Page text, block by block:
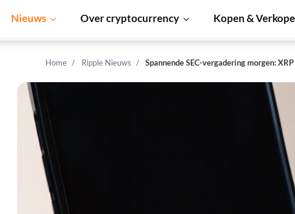
Nieuws Over cryptocurrency Kopen &
Home Ripple Nieuws Spannende SEC-vergadering morgen: